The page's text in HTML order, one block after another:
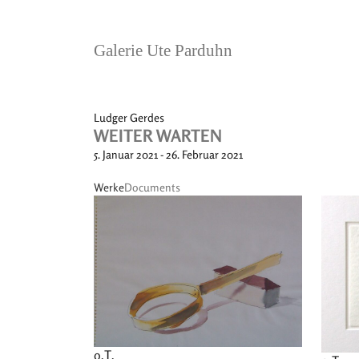
Galerie Ute Parduhn
Ludger Gerdes
WEITER WARTEN
5. Januar 2021 - 26. Februar 2021
WerkeDocuments
o.T.